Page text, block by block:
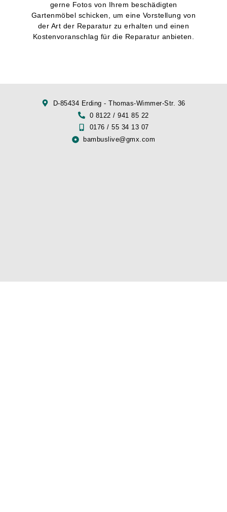
gerne Fotos von Ihrem beschädigten
Gartenmöbel schicken, um eine Vorstellung von
der Art der Reparatur zu erhalten und einen
Kostenvoranschlag für die Reparatur anbieten.
D-85434 Erding - Thomas-Wimmer-Str. 36
0 8122 / 941 85 22
0176 / 55 34 13 07
bambuslive@gmx.com